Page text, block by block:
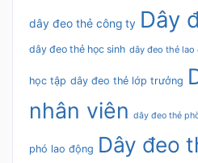
dây đeo thẻ công ty Dây
dây đeo thẻ học sinh dây đeo thẻ lao
học tập dây đeo thẻ lớp trưởng
nhân viên dây đeo thẻ
phó lao động Dây đeo